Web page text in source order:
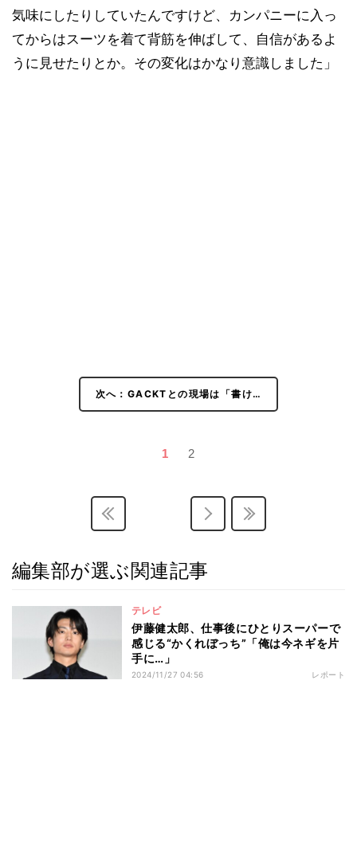
気味にしたりしていたんですけど、カンパニーに入っ
てからはスーツを着て背筋を伸ばして、自信があるよ
うに見せたりとか。その変化はかなり意識しました」
次へ：GACKTとの現場は「書け…
1 2
編集部が選ぶ関連記事
テレビ
伊藤健太郎、仕事後にひとりスーパーで
感じる“かくれぼっち”「俺は今ネギを片
手に…」
2024/11/27 04:56 レポート